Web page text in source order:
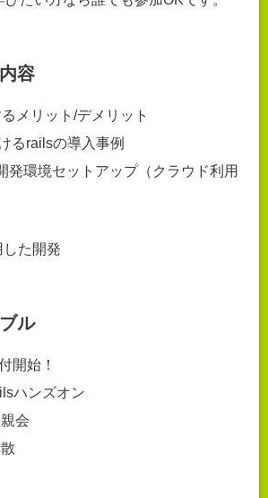
容
メリット/デメリット
るrailsの導入事例
発環境セットアップ（クラウド利用
た開発
ル
開始！
ハンズオン
会